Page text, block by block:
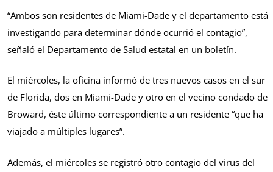
“Ambos son residentes de Miami-Dade y el departamento está
investigando para determinar dónde ocurrió el contagio”,
señaló el Departamento de Salud estatal en un boletín.
El miércoles, la oficina informó de tres nuevos casos en el sur
de Florida, dos en Miami-Dade y otro en el vecino condado de
Broward, éste último correspondiente a un residente “que ha
viajado a múltiples lugares”.
Además, el miércoles se registró otro contagio del virus del